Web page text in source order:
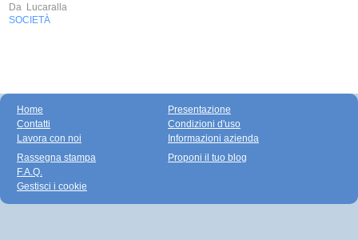
Da Lucaralla
SOCIETÀ
Home
Contatti
Lavora con noi
Presentazione
Condizioni d'uso
Informazioni azienda
Rassegna stampa
F.A.Q.
Gestisci i cookie
Proponi il tuo blog